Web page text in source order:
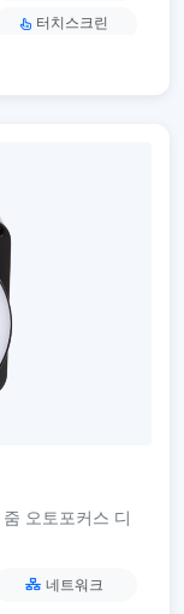
터치스크린
오토포커스 디
네트워크